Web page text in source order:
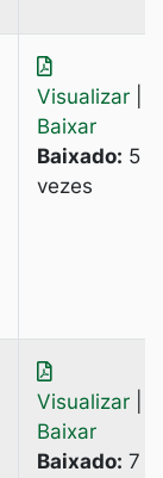
Visualizar
Baixar
Baixado: 5
vezes
Visualizar
Baixar
Baixado: 7